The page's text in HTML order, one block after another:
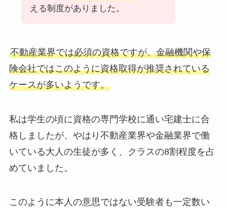
える制度がありました。
不動産業界では必須の資格ですが、金融機関や保
険会社ではこのように資格取得が推奨されている
ケースが多いようです。
私は学生の頃に資格の専門学校に通い宅建士に合
格しましたが、やはり不動産業界や金融業界で働
いている大人の生徒が多く、クラスの8割程度を占
めていました。
このように本人の意思ではない受験者も一定数い